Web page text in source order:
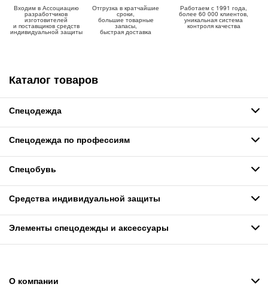
Входим в Ассоциацию
разработчиков
изготовителей
и поставщиков средств
индивидуальной защиты
Отгрузка в кратчайшие
сроки,
большие товарные
запасы,
быстрая доставка
Работаем с 1991 года,
более 60 000 клиентов,
уникальная система
контроля качества
Каталог товаров
Спецодежда
Спецодежда по профессиям
Спецобувь
Средства индивидуальной защиты
Элементы спецодежды и аксессуары
О компании